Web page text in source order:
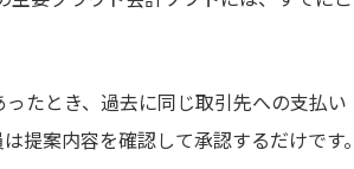
たとき、過去に同じ取引先への支払い
提案内容を確認して承認するだけです。